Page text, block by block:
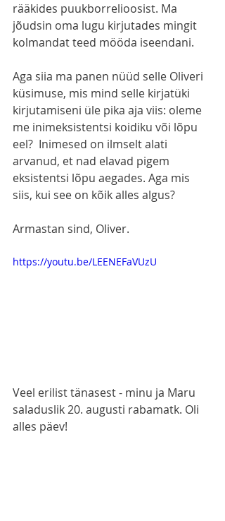
rääkides puukborrelioosist. Ma
jõudsin oma lugu kirjutades mingit
kolmandat teed mööda iseendani.
Aga siia ma panen nüüd selle Oliveri
küsimuse, mis mind selle kirjatüki
kirjutamiseni üle pika aja viis: oleme
me inimeksistentsi koidiku või lõpu
eel?  Inimesed on ilmselt alati
arvanud, et nad elavad pigem
eksistentsi lõpu aegades. Aga mis
siis, kui see on kõik alles algus?
Armastan sind, Oliver.
https://youtu.be/LEENEFaVUzU
Veel erilist tänasest - minu ja Maru
saladuslik 20. augusti rabamatk. Oli
alles päev!